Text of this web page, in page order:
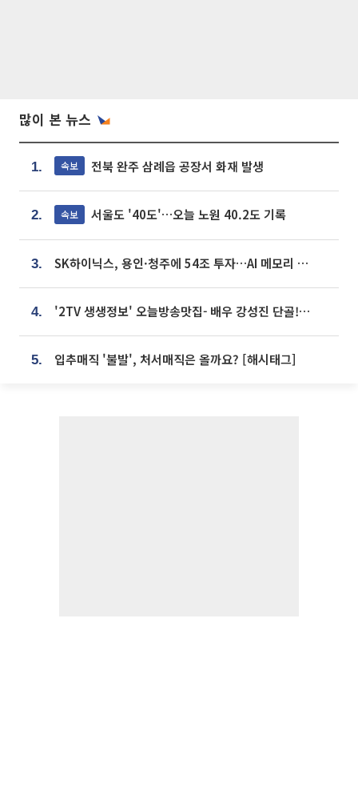
많이 본 뉴스
1. 속보 전북 완주 삼례읍 공장서 화재 발생
2. 속보 서울도 '40도'…오늘 노원 40.2도 기록
3. SK하이닉스, 용인·청주에 54조 투자…AI 메모리 생산기지 키운다
4. '2TV 생생정보' 오늘방송맛집- 배우 강성진 단골! 쌀국수ㆍ푸팟퐁 커리 맛집 '블○○○'
5. 입추매직 '불발', 처서매직은 올까요? [해시태그]